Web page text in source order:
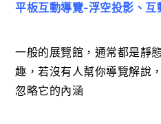
平板互動導覽-浮空投影、互
一般的展覽館，通常都是靜
趣，若沒有人幫你導覽解說
忽略它的內涵